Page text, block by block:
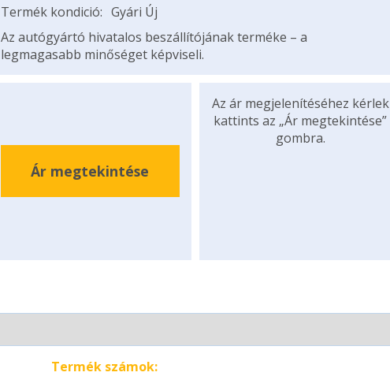
Termék kondició: Gyári Új
Az autógyártó hivatalos beszállítójának terméke – a
legmagasabb minőséget képviseli.
Ár megtekintése
Az ár megjelenítéséhez kérlek
kattints az „Ár megtekintése”
gombra.
Termék számok: